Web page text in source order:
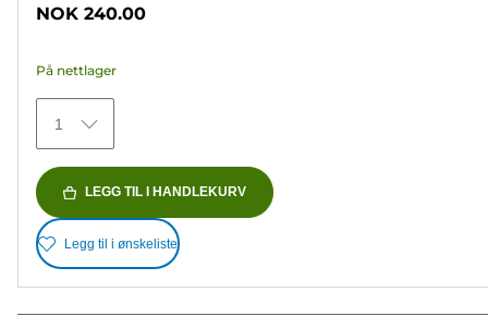
152
omtaler
NOK 240.00
På nettlager
1
LEGG TIL I HANDLEKURV
Legg til i ønskeliste